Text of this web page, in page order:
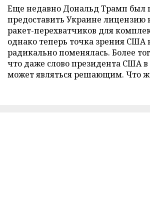
Еще недавно Дональд Трамп был
предоставить Украине лицензию
ракет-перехватчиков для
однако теперь точка зрения США
радикально поменялась. Более
что даже слово президента США в
может являться решающим. Что